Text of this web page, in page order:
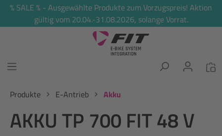
springen
% SALE % - Ausgewählte Produkte zum Vorzugspreis! Aktion
gültig vom 20.04.-31.08.2026, solange Vorrat.
Produkte E-Antrieb Akku
AKKU TP 700 FIT 48 V